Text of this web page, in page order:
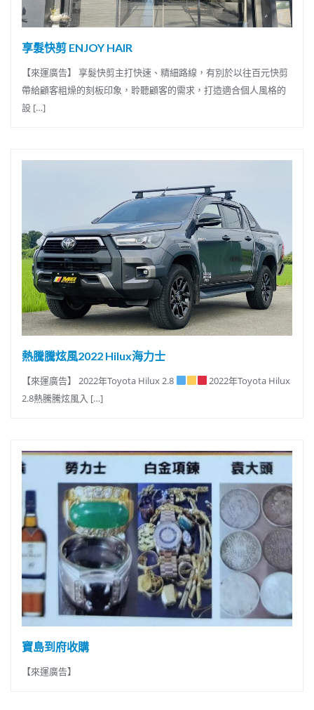
享髮快剪 ENJOY HAIR
【來運廣告】 享髮快剪主打快速、精細路線，有別於以往百元快剪
帶給顧客粗燥的刻板印象，聆聽顧客的需求，打造適合個人風格的
設 […]
熱騰騰炫風2022 Hilux海力士
【來運廣告】 2022年Toyota Hilux 2.8
2022年Toyota Hilux
2.8熱騰騰炫風入 […]
寶島到府收購
【來運廣告】